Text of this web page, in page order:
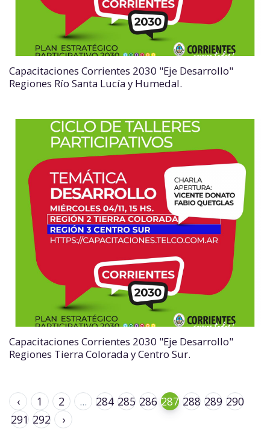
Capacitaciones Corrientes 2030 "Eje Desarrollo"
Regiones Río Santa Lucía y Humedal.
Capacitaciones Corrientes 2030 "Eje Desarrollo"
Regiones Tierra Colorada y Centro Sur.
‹ 1 2 ... 284 285 286 287 288 289 290
291 292 ›